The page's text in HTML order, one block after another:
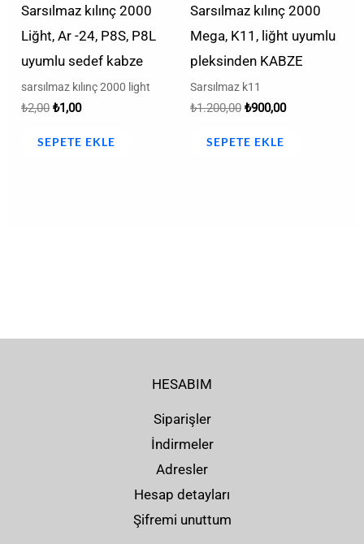
Sarsılmaz kılınç 2000
Liğht, Ar -24, P8S, P8L
uyumlu sedef kabze
sarsılmaz kılınç 2000 light
₺2,00 ₺1,00
SEPETE EKLE
Sarsılmaz kılınç 2000
Mega, K11, liğht uyumlu
pleksinden KABZE
Sarsılmaz k11
₺1.200,00 ₺900,00
SEPETE EKLE
HESABIM
Siparişler
İndirmeler
Adresler
Hesap detayları
Şifremi unuttum